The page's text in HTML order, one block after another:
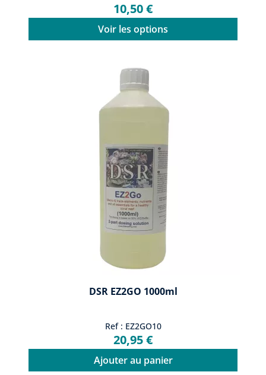
10,50 €
Voir les options
DSR EZ2GO 1000ml
Ref : EZ2GO10
20,95 €
Ajouter au panier